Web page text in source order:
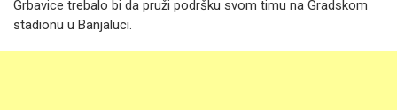
Grbavice trebalo bi da pruži podršku svom timu na Gradskom
stadionu u Banjaluci.